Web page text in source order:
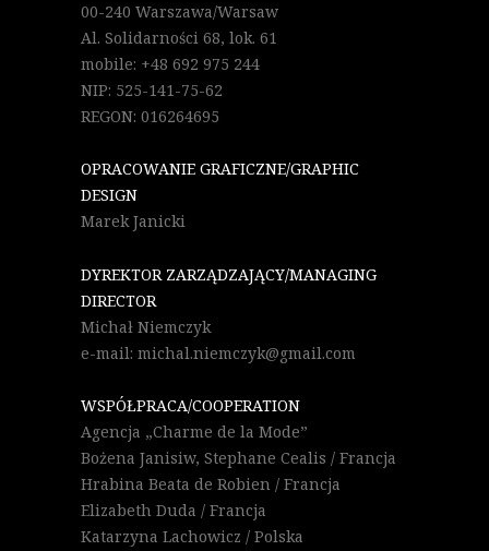
00-240 Warszawa/Warsaw
Al. Solidarności 68, lok. 61
mobile: +48 692 975 244
NIP: 525-141-75-62
REGON: 016264695
OPRACOWANIE GRAFICZNE/GRAPHIC
DESIGN
Marek Janicki
DYREKTOR ZARZĄDZAJĄCY/MANAGING
DIRECTOR
Michał Niemczyk
e-mail: michal.niemczyk@gmail.com
WSPÓŁPRACA/COOPERATION
Agencja „Charme de la Mode”
Bożena Janisiw, Stephane Cealis / Francja
Hrabina Beata de Robien / Francja
Elizabeth Duda / Francja
Katarzyna Lachowicz / Polska